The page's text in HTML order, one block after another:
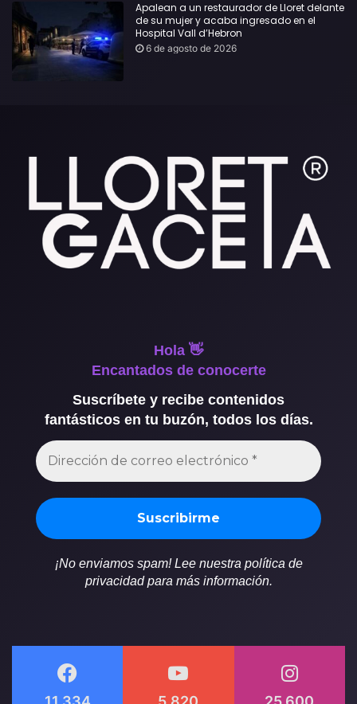
Apalean a un restaurador de Lloret delante
de su mujer y acaba ingresado en el
Hospital Vall d’Hebron
6 de agosto de 2026
Hola 👋
Encantados de conocerte
Suscríbete y recibe contenidos
fantásticos en tu buzón, todos los días.
¡No enviamos spam! Lee nuestra política de
privacidad para más información.